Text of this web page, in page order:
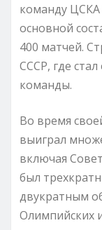
команду
основной
400 матчей.
СССР, где
команды.
Во время
выиграл
включая
был
двукратным
Олимпийских